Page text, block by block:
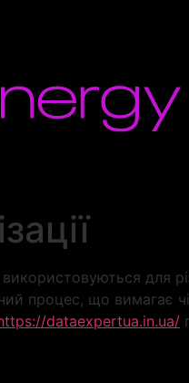
для
процес, що вимагає
dataexpertua.in.ua/